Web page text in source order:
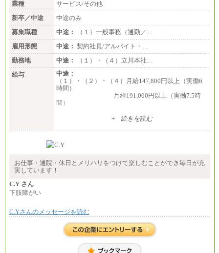
■I&Jデジタルイノベーション(株)
総合職 月給224,500～242,600円＋地域手当
※詳細はJTBキャリアサイトよりご確認ください。
＜有期社員コース＞
■(株)JTBビジネストランスフォーム
有期契約職 月給185,000～195,000円
※詳細はJTBキャリアサイトよりご確認ください。
■(株)JTBパブリッシング ※2027年新卒募集終了
総合職 月給241,000円
中途：
①月給227,000円以上
②月給212,000円以上
③月給172,500円以上
⑤月給20万円～25万円
⑧～⑮月給200,000円〜月給400,000円
⑯月給185,000円以上
⑱月給212,000円以上
㉓月給224,500円以上
※全コース共通※ 能力・経験・勤務地などにより
異なります
※試用期間中も給与に変更はございません。
業種
サービス/その他
新卒／中途
中途のみ
募集職種
中途：
（１）一般事務（通勤／…
雇用形態
中途： 契約社員/アルバイト・…
勤務地
中途：
（１）・（４）立川本社…
給与
中途：
（１）・（２）・（４）月給147,800円以上（実働6
時間）
月給191,000円以上（実働7.5時
間）
（３）月給191,000円以上（実働7.5時間）
（５）月給147,800円以上（実働6時間）
時給 1,226円（実働4.5時間）
間額換算額）
・退職金相当手当 37円
+ 続きを読む
お仕事・通院・休日とメリハリをつけて楽しむことができ毎日が充
実しています！
C.Y さん
下肢障がい
C.Yさんのメッセージを読む